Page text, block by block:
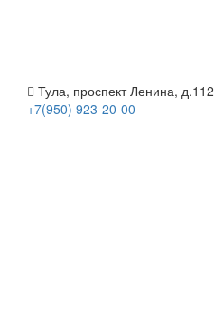
Тула, проспект Ленина, д.112
+7(950) 923-20-00